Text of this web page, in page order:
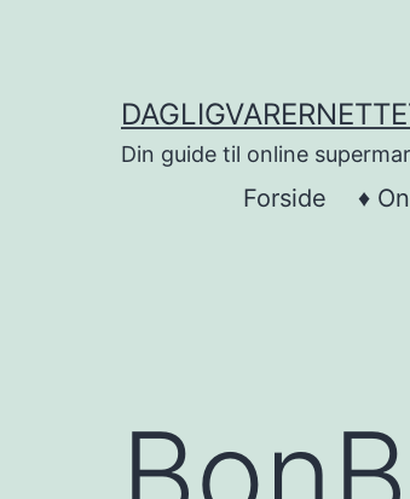
Din guide til online
Forside ♦